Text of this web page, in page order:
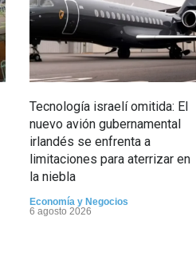
Tecnología israelí omitida: El
nuevo avión gubernamental
irlandés se enfrenta a
limitaciones para aterrizar en
la niebla
Economía y Negocios
6 agosto 2026